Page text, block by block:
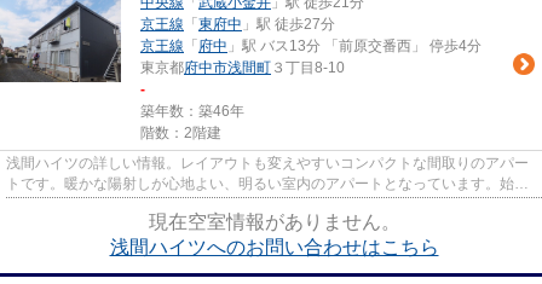
京王線 「 東府中 」駅 徒歩27分
京王線 「 府中 」駅 バス13分 「前原交番西」 停歩4分
東京都府中市浅間町 ３丁目8-10
-
築年数：築46年
階数：2階建
浅間ハイツの詳しい情報。レイアウトも変えやすいコンパクトな間取りのアパー
トです。暖かな陽射しが心地よい、明るい室内のアパートとなっています。始発
現在空室情報がありません。
浅間ハイツへのお問い合わせはこちら